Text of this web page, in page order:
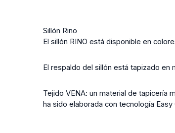
Sillón Rino
El sillón RINO está disponible en
El respaldo del sillón está tapizado en
Tejido VENA: un material de tapicería
ha sido elaborada con tecnología